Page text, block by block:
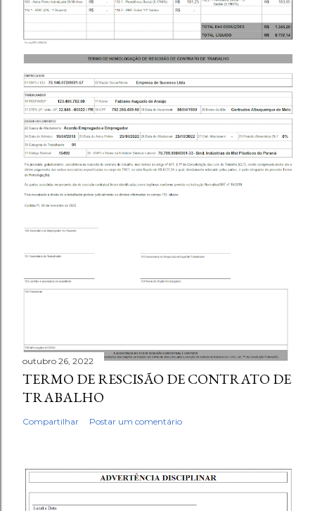
outubro 26, 2022
TERMO DE RESCISÃO DE CONTRATO DE
TRABALHO
Compartilhar Postar um comentário